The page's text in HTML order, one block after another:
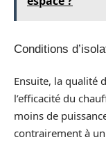
Conditions
Ensuite, la qualité
l’efficacité du
moins de
contrairement à